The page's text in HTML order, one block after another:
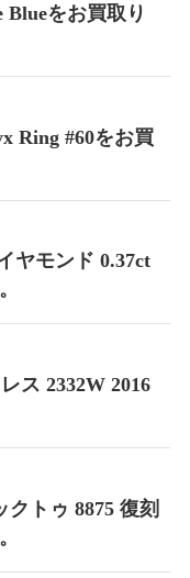
Blueをお買取り
Ring #60をお買
ヤモンド 0.37ct
ス 2332W 2016
クトゥ 8875 復刻